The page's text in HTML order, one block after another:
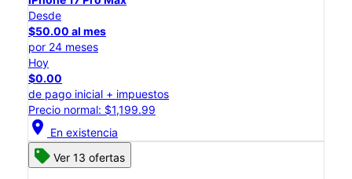
Desde
$50.00 al mes
por 24 meses
Hoy
$0.00
de pago inicial + impuestos
Precio normal: $1,199.99
location_on En existencia
Ver 13 ofertas